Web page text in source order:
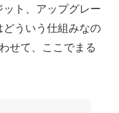
ト、アップグレー
どういう仕組みなの
せて、ここでまる